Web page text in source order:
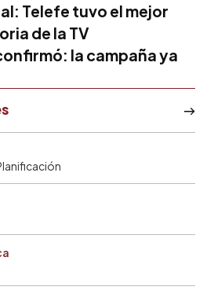
Telefe tuvo el mejor
de la TV
la campaña ya